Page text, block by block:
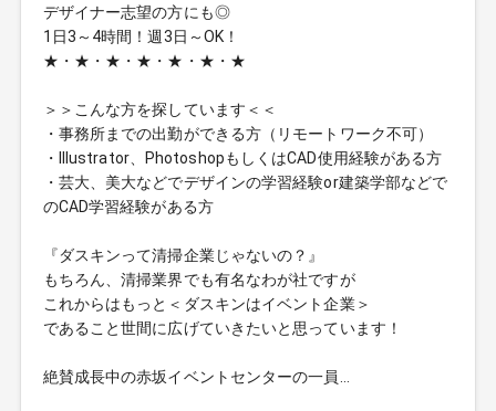
デザイナー志望の方にも◎
1日3～4時間！週3日～OK！
★・★・★・★・★・★・★
＞＞こんな方を探しています＜＜
・事務所までの出勤ができる方（リモートワーク不可）
・Illustrator、PhotoshopもしくはCAD使用経験がある方
・芸大、美大などでデザインの学習経験or建築学部などで
のCAD学習経験がある方
『ダスキンって清掃企業じゃないの？』
もちろん、清掃業界でも有名なわが社ですが
これからはもっと＜ダスキンはイベント企業＞
であること世間に広げていきたいと思っています！
絶賛成長中の赤坂イベントセンターの一員…